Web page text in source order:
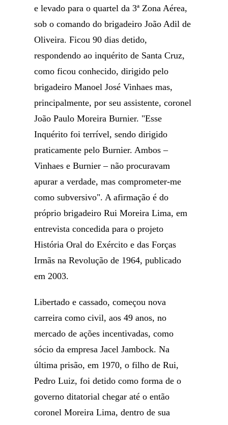
e levado para o quartel da 3ª Zona Aérea,
sob o comando do brigadeiro João Adil de
Oliveira. Ficou 90 dias detido,
respondendo ao inquérito de Santa Cruz,
como ficou conhecido, dirigido pelo
brigadeiro Manoel José Vinhaes mas,
principalmente, por seu assistente, coronel
João Paulo Moreira Burnier. "Esse
Inquérito foi terrível, sendo dirigido
praticamente pelo Burnier. Ambos –
Vinhaes e Burnier – não procuravam
apurar a verdade, mas comprometer-me
como subversivo". A afirmação é do
próprio brigadeiro Rui Moreira Lima, em
entrevista concedida para o projeto
História Oral do Exército e das Forças
Irmãs na Revolução de 1964, publicado
em 2003.
Libertado e cassado, começou nova
carreira como civil, aos 49 anos, no
mercado de ações incentivadas, como
sócio da empresa Jacel Jambock. Na
última prisão, em 1970, o filho de Rui,
Pedro Luiz, foi detido como forma de o
governo ditatorial chegar até o então
coronel Moreira Lima, dentro de sua